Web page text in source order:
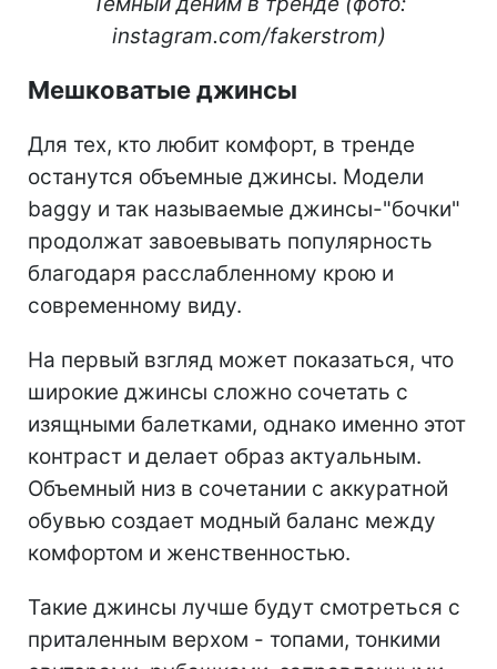
Темный деним в тренде (фото:
instagram.com/fakerstrom)
Для тех, кто любит комфорт, в тренде
останутся объемные джинсы. Модели
baggy и так называемые джинсы-"бочки"
продолжат завоевывать популярность
благодаря расслабленному крою и
современному виду.
На первый взгляд может показаться, что
широкие джинсы сложно сочетать с